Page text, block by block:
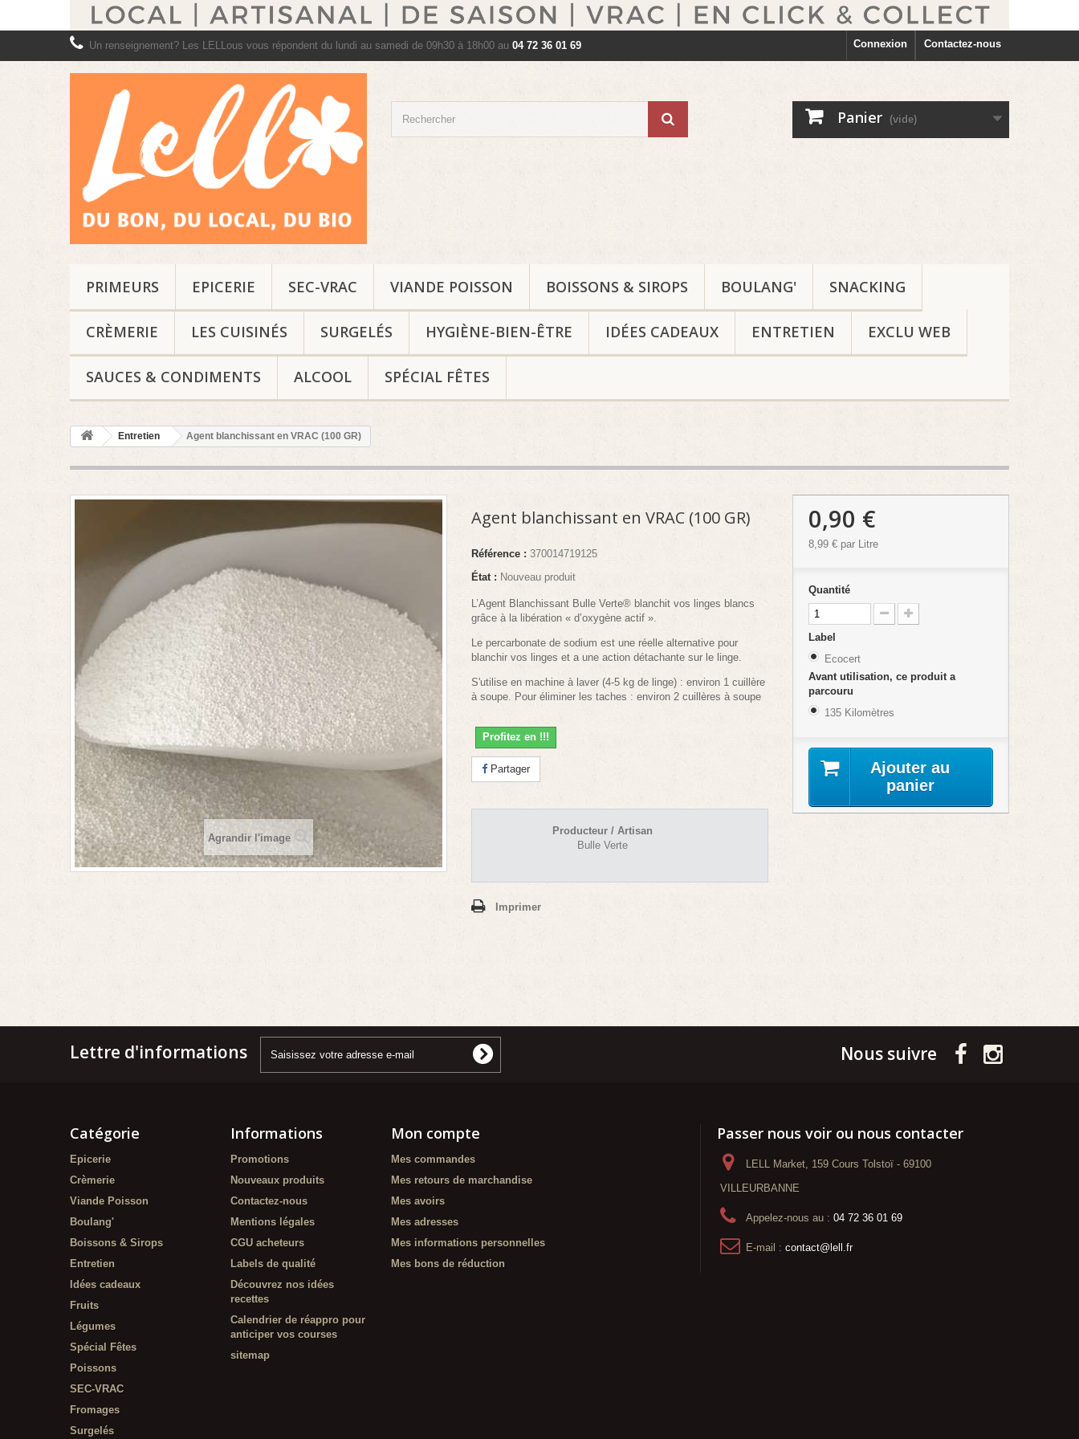
Contactez-nous
Un renseignement? Les LELLous vous répondent du lundi au samedi de 09h30 à 18h00 au 04 72 36 01 69 Connexion
Panier (vide)
PRIMEURS EPICERIE SEC-VRAC VIANDE POISSON BOISSONS & SIROPS BOULANG' SNACKING
CRÈMERIE LES CUISINÉS SURGELÉS HYGIÈNE-BIEN-ÊTRE IDÉES CADEAUX ENTRETIEN EXCLU WEB
SAUCES & CONDIMENTS ALCOOL SPÉCIAL FÊTES
Entretien Agent blanchissant en VRAC (100 GR)
Agrandir l'image
Agent blanchissant en VRAC (100 GR)
Référence : 370014719125
État : Nouveau produit
L’Agent Blanchissant Bulle Verte® blanchit vos linges blancs
grâce à la libération « d’oxygène actif ».
Le percarbonate de sodium est une réelle alternative pour
blanchir vos linges et a une action détachante sur le linge.
S'utilise en machine à laver (4-5 kg de linge) : environ 1 cuillère
à soupe. Pour éliminer les taches : environ 2 cuillères à soupe
Profitez en !!!
Partager
Producteur / Artisan
Bulle Verte
Imprimer
0,90 €
8,99 €par Litre
Quantité
Label
Ecocert
Avant utilisation, ce produit a
parcouru
135 Kilomètres
Ajouter au
panier
Lettre d'informations Nous suivre
Catégorie
Epicerie
Crèmerie
Viande Poisson
Boulang'
Boissons & Sirops
Entretien
Idées cadeaux
Fruits
Légumes
Spécial Fêtes
Poissons
SEC-VRAC
Fromages
Surgelés
Informations
Promotions
Nouveaux produits
Contactez-nous
Mentions légales
CGU acheteurs
Labels de qualité
Découvrez nos idées
recettes
Calendrier de réappro pour
anticiper vos courses
sitemap
Mon compte
Mes commandes
Mes retours de marchandise
Mes avoirs
Mes adresses
Mes informations personnelles
Mes bons de réduction
Passer nous voir ou nous contacter
LELL Market, 159 Cours Tolstoï - 69100
VILLEURBANNE
Appelez-nous au : 04 72 36 01 69
E-mail : contact@lell.fr